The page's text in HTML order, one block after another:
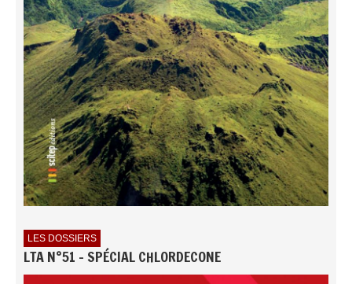
LES DOSSIERS
LTA N°51 - SPÉCIAL CHLORDECONE